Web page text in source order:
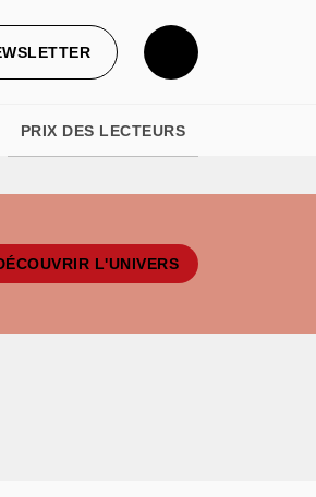
PRIX DES LECTEURS
L'UNIVERS